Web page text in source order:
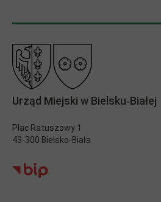
Urząd Miejski w Bielsku‑Białej
Plac Ratuszowy 1
43‑300 Bielsko‑Biała